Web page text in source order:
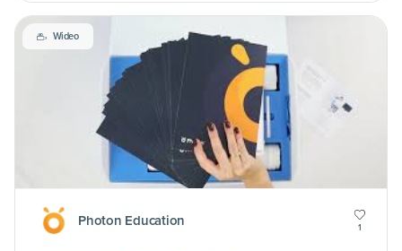
Wideo
Photon Education 1